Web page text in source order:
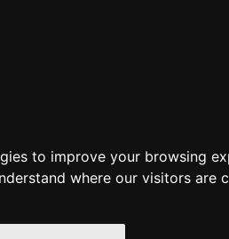
to improve your browsing
where our visitors are